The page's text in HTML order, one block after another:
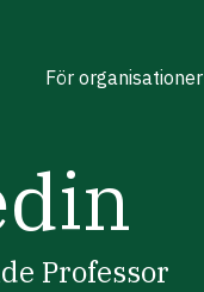
För organisationer
Professor